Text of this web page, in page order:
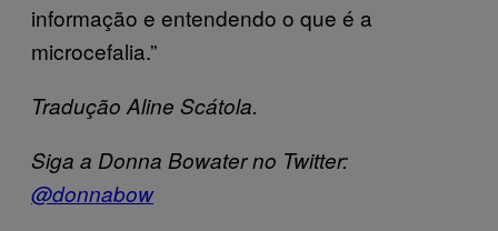
informação e entendendo o que é a
microcefalia.”
Tradução Aline Scátola.
Siga a Donna Bowater no Twitter:
@donnabow